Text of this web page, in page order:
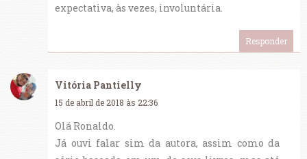
expectativa, às vezes, involuntária.
Responder
Vitória Pantielly
15 de abril de 2018 às 22:36
Olá Ronaldo.
Já ouvi falar sim da autora, assim como da